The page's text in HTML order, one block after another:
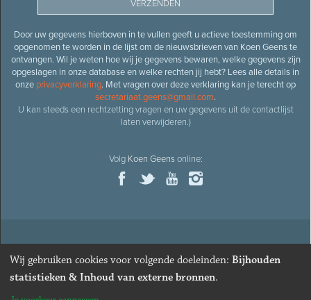
Door uw gegevens hierboven in te vullen geeft u actieve toestemming om
opgenomen te worden in de lijst om de nieuwsbrieven van Koen Geens te
ontvangen. Wil je weten hoe wij je gegevens bewaren, welke gegevens zijn
opgeslagen in onze database en welke rechten jij hebt? Lees alle details in
onze privacyverklaring. Met vragen over deze verklaring kan je terecht op
secretariaat.geens@gmail.com.
U kan steeds een rechtzetting vragen en uw gegevens uit de contactlijst
laten verwijderen.)
Volg Koen Geensonline:
© 2026Oud-minister en ere-volksvertegenwoordiger Koen
· Alle rechten voorbehouden · Cookies wijzigen
Webdesign&website ontwikkelingdoor Zenjoy in Leuven
Wij gebruiken cookies voor volgende doeleinden: Bijhouden
statistieken & Inhoud van externe bronnen.